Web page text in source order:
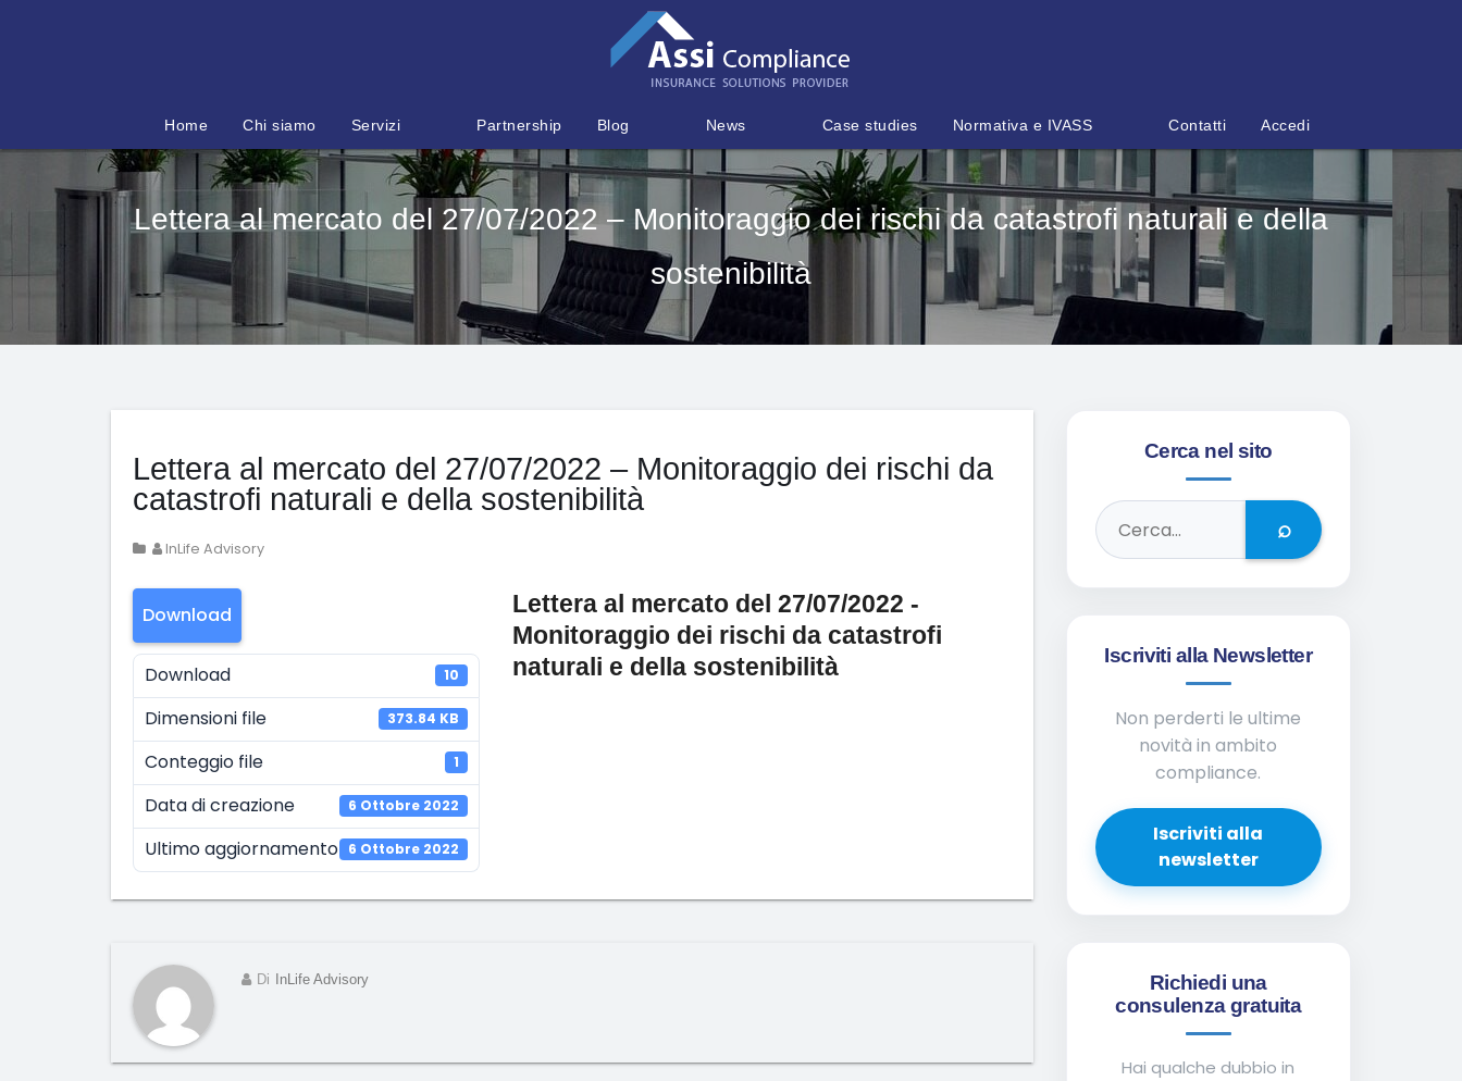
Home Chi siamo Servizi Partnership Blog News Case studies Normativa e IVASS Contatti Accedi
Lettera al mercato del 27/07/2022 – Monitoraggio dei rischi da catastrofi naturali e della
sostenibilità
Lettera al mercato del 27/07/2022 – Monitoraggio dei rischi da
catastrofi naturali e della sostenibilità
InLife Advisory
Download
Download 10
Dimensioni file 373.84 KB
Conteggio file 1
Data di creazione 6 Ottobre 2022
Ultimo aggiornamento 6 Ottobre 2022
Lettera al mercato del 27/07/2022 -
Monitoraggio dei rischi da catastrofi
naturali e della sostenibilità
Di InLife Advisory
Cerca nel sito
⌕
Iscriviti alla Newsletter
Non perderti le ultime
novità in ambito
compliance.
Iscriviti alla
newsletter
Richiedi una
consulenza gratuita
Hai qualche dubbio in